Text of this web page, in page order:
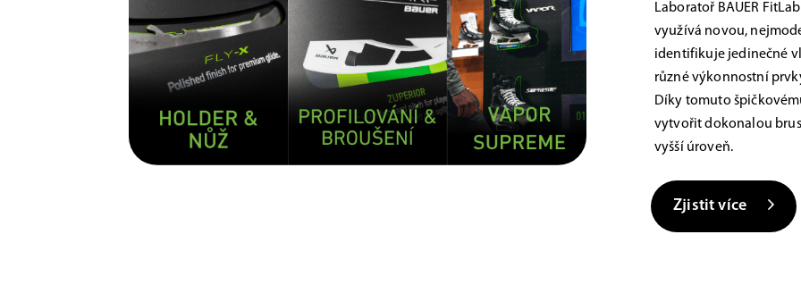
Laboratoř BAUER
využívá novou,
identifikuje jedinečné
různé výkonnostní
Díky tomuto
vytvořit dokonalou
vyšší úroveň.
Zjistit více